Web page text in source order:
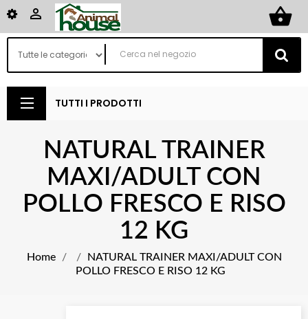
shopping_basket

TUTTI I PRODOTTI
NATURAL TRAINER
MAXI/ADULT CON
POLLO FRESCO E RISO
12 KG
Home
NATURAL TRAINER MAXI/ADULT CON
POLLO FRESCO E RISO 12 KG